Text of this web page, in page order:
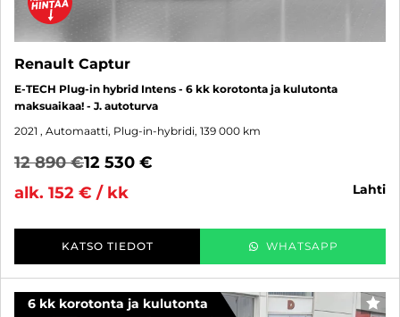
Renault Captur
E-TECH Plug-in hybrid Intens - 6 kk korotonta ja kulutonta
maksuaikaa! - J. autoturva
2021 , Automaatti, Plug-in-hybridi, 139 000 km
12 890 €12 530 €
alk. 152 € / kk
lahti
KATSO TIEDOT WHATSAPP
6 kk korotonta ja kulutonta